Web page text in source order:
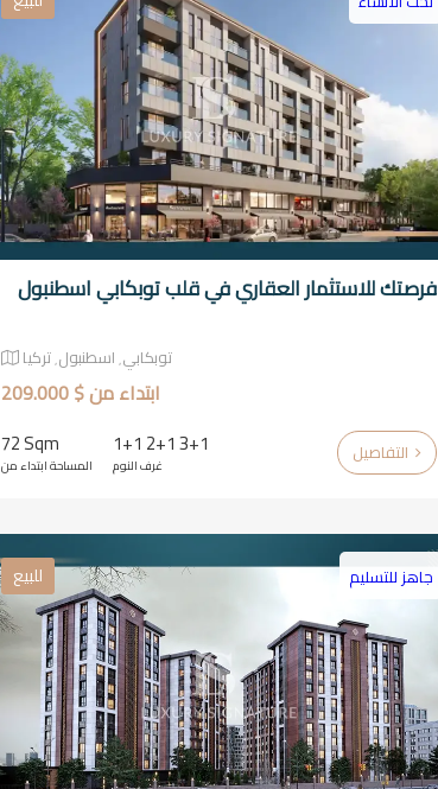
فرصتك للاستثمار العقاري في قلب توبكابي اسطنبول
توبكابي٬ اسطنبول٬ تركيا
ابتداء من $ 209.000
72 Sqm
المساحة ابتداء من
1+1 2+1 3+1
غرف النوم
للبيع جاهز للتسليم